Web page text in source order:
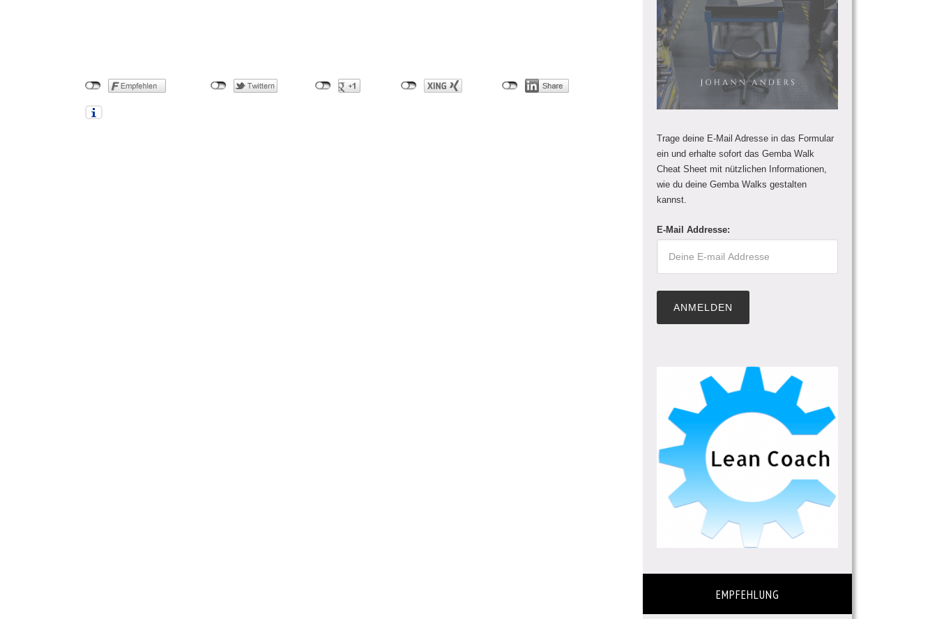
Trage deine E-Mail Adresse in das Formular
ein und erhalte sofort das Gemba Walk
Cheat Sheet mit nützlichen Informationen,
wie du deine Gemba Walks gestalten
kannst.
E-Mail Addresse:
EMPFEHLUNG